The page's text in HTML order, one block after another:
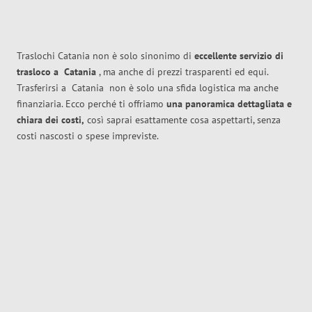
Traslochi Catania non è solo sinonimo di eccellente servizio di
trasloco a Catania , ma anche di prezzi trasparenti ed equi.
Trasferirsi a Catania non è solo una sfida logistica ma anche
finanziaria. Ecco perché ti offriamo una panoramica dettagliata e
chiara dei costi, così saprai esattamente cosa aspettarti, senza
costi nascosti o spese impreviste.